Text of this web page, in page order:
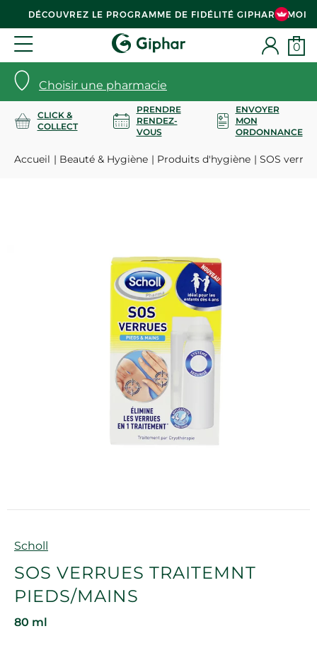
DÉCOUVREZ LE PROGRAMME DE FIDÉLITÉ GIPHAR & MOI
Choisir une pharmacie
0
CLICK &
COLLECT
PRENDRE
RENDEZ-
VOUS
ENVOYER
MON
ORDONNANCE
Accueil Beauté & Hygiène Produits d'hygiène SOS
Marque
Scholl
SOS VERRUES TRAITEMNT
PIEDS/MAINS
80 ml